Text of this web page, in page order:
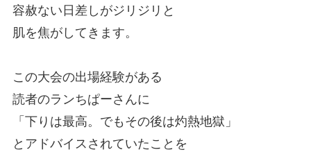
容赦ない日差しがジリジリと
肌を焦がしてきます。
この大会の出場経験がある
読者のランちぱーさんに
「下りは最高。でもその後は灼熱地獄」
とアドバイスされていたことを